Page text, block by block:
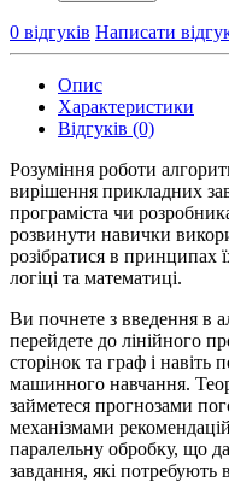
0 відгуків Написати
Опис
Характеристики
Відгуків (0)
Розуміння роботи
вирішення прикладних
програміста чи
розвинути навички
розібратися в принципах
логіці та математиці.
Ви почнете з введення в
перейдете до лінійного
сторінок та граф і
машинного навчання.
займетеся прогнозами
механізмами
паралельну обробку, що
завдання, які потребують